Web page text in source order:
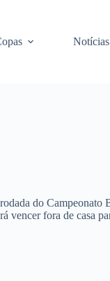
Notícias
do
vencer fora de casa